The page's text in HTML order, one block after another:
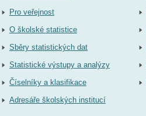
Pro veřejnost
O školské statistice
Sběry statistických dat
Statistické výstupy a analýzy
Číselníky a klasifikace
Adresáře školských institucí